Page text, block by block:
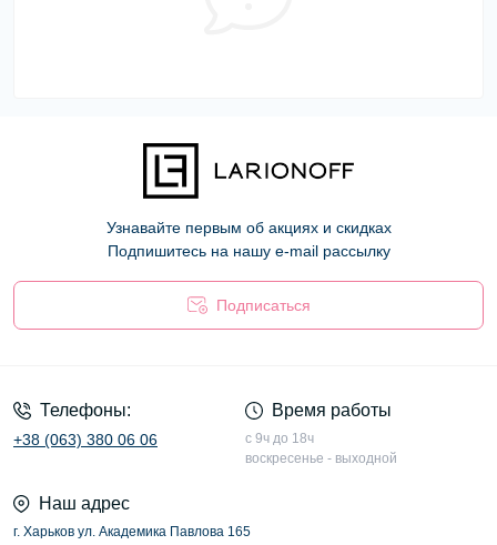
Узнавайте первым об акциях и скидках
Подпишитесь на нашу e-mail рассылку
Подписаться
Телефоны:
+38 (063) 380 06 06
Время работы
с 9ч до 18ч
воскресенье - выходной
Наш адрес
г. Харьков ул. Академика Павлова 165